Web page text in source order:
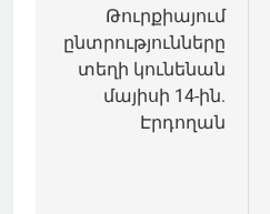
նավարկումը
Թուրքիայում
ընտրությունները
տեղի կունենան
մայիսի 14-ին.
Էրդողան